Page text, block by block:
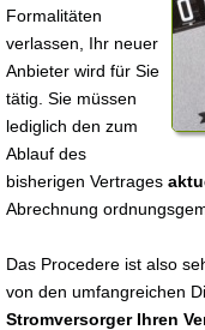
Formalitäten
verlassen, Ihr neuer
Anbieter wird für Sie
tätig. Sie müssen
lediglich den zum
Ablauf des
bisherigen Vertrages
Abrechnung
Das Procedere ist also
von den umfangreichen
Stromversorger Ihren